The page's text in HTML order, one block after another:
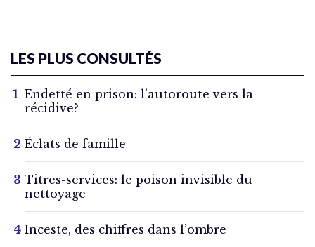
LES PLUS CONSULTÉS
Endetté en prison: l’autoroute vers la
récidive?
Éclats de famille
Titres-services: le poison invisible du
nettoyage
Inceste, des chiffres dans l’ombre